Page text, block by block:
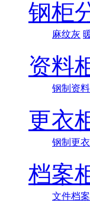
钢柜
麻纹灰
资料
钢制资
更衣
钢制更
档案
文件档